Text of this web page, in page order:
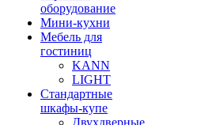
оборудование
Мини-кухни
Мебель для
гостиниц
KANN
LIGHT
Стандартные
шкафы-купе
Двухдверные